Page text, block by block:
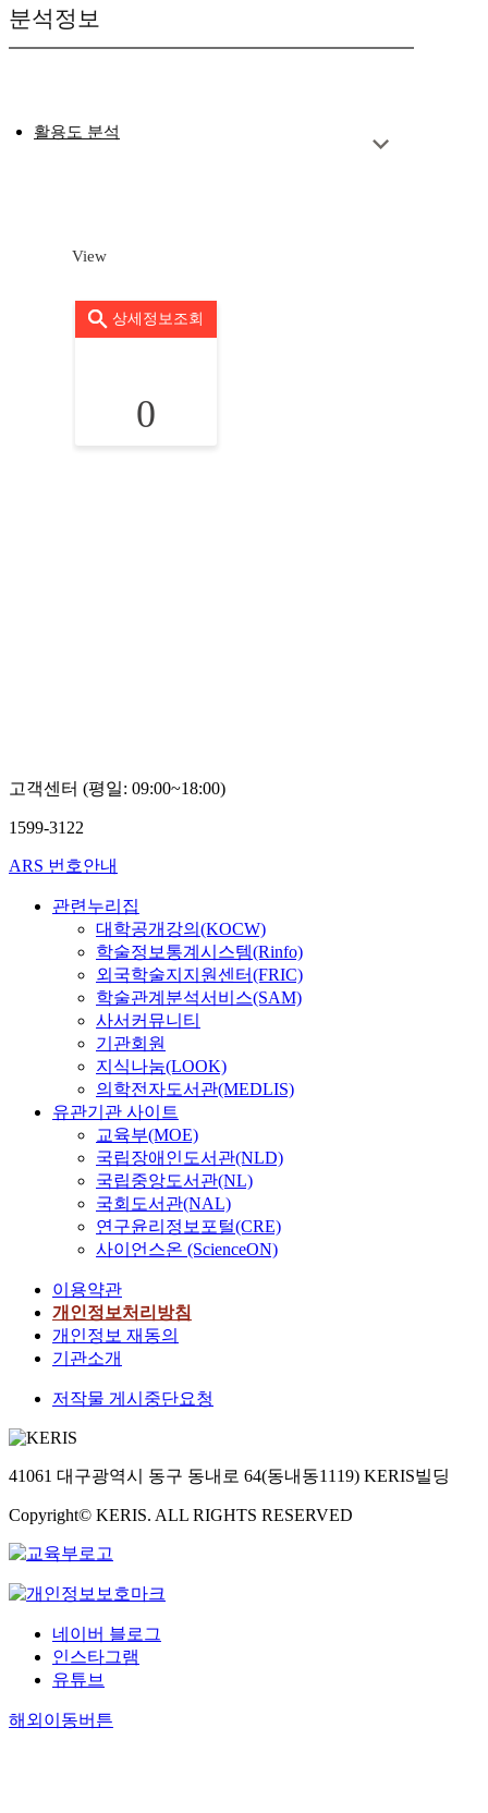
분석정보
활용도 분석
View
상세정보조회
0
고객센터 (평일: 09:00~18:00)
1599-3122
ARS 번호안내
관련누리집
대학공개강의(KOCW)
학술정보통계시스템(Rinfo)
외국학술지지원센터(FRIC)
학술관계분석서비스(SAM)
사서커뮤니티
기관회원
지식나눔(LOOK)
의학전자도서관(MEDLIS)
유관기관 사이트
교육부(MOE)
국립장애인도서관(NLD)
국립중앙도서관(NL)
국회도서관(NAL)
연구윤리정보포털(CRE)
사이언스온 (ScienceON)
이용약관
개인정보처리방침
개인정보 재동의
기관소개
저작물 게시중단요청
41061 대구광역시 동구 동내로 64(동내동1119) KERIS빌딩
Copyright© KERIS. ALL RIGHTS RESERVED
네이버 블로그
인스타그램
유튜브
해외이동버튼